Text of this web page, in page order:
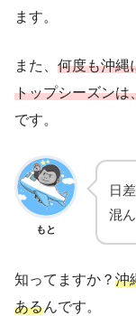
ます。
また、 何度も沖縄
トップシーズンは
です。
もと
日
混
知ってますか？ 沖
あるんです。